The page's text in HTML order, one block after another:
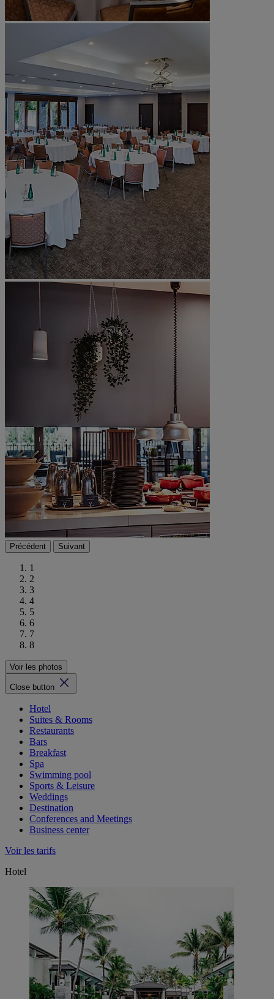
Précédent Suivant
1
2
3
4
5
6
7
8
Voir les photos
Close button
Hotel
Suites & Rooms
Restaurants
Bars
Breakfast
Spa
Swimming pool
Sports & Leisure
Weddings
Destination
Conferences and Meetings
Business center
Voir les tarifs
Hotel